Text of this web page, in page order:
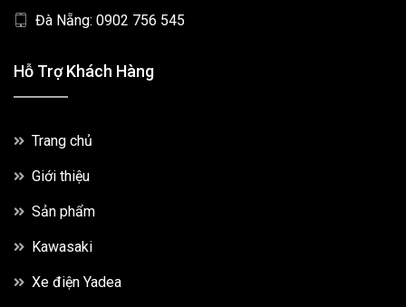
Đà Nẵng: 0902 756 545
Hỗ Trợ Khách Hàng
Trang chủ
Giới thiệu
Sản phẩm
Kawasaki
Xe điện Yadea